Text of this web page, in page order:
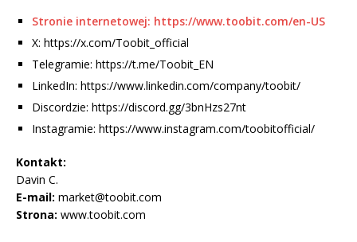
Stronie internetowej: https://www.toobit.com/en-US
X: https://x.com/Toobit_official
Telegramie: https://t.me/Toobit_EN
LinkedIn: https://www.linkedin.com/company/toobit/
Discordzie: https://discord.gg/3bnHzs27nt
Instagramie: https://www.instagram.com/toobitofficial/
Kontakt:
Davin C.
E-mail: market@toobit.com
Strona: www.toobit.com